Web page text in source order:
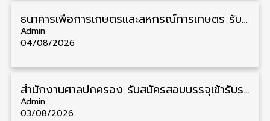
ธนาคารเพื่อการเกษตรและสหกรณ์การเกษตร รับสมัครบุคคลเพื่อเป็นผู้ช่วยพนักงาน วุฒิ ป.ตรี 5 อัตรา รับสมัคร 4 – 14 สิงหาคม
Admin
04/08/2026
สํานักงานศาลปกครอง รับสมัครสอบบรรจุเข้ารับราชการ วุฒิ ป.ตรี 72 อัตรา รับสมัคร 31 สิงหาคม – 18 กันยายน
Admin
03/08/2026